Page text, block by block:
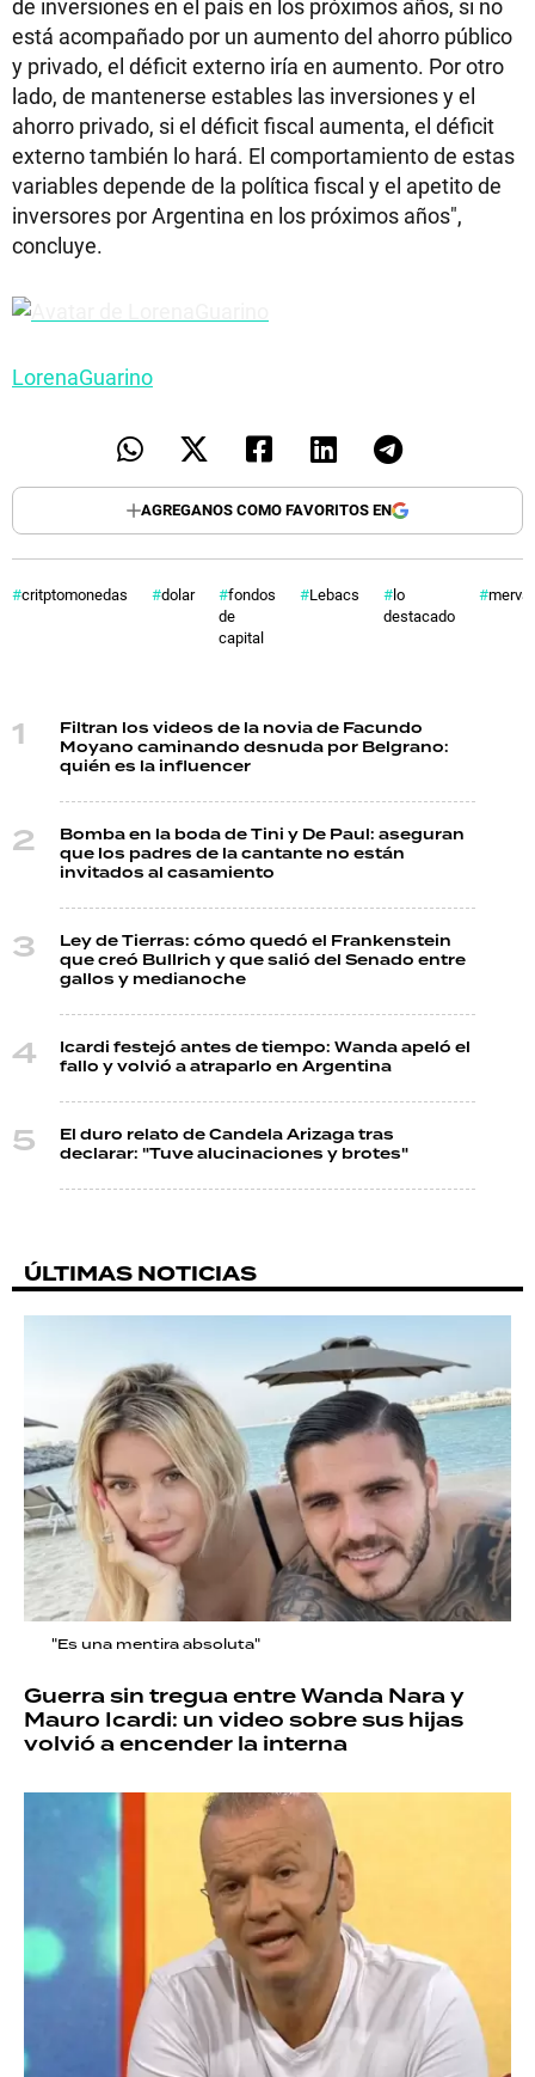
está acompañado por un aumento del ahorro público
y privado, el déficit externo iría en aumento. Por otro
lado, de mantenerse estables las inversiones y el
ahorro privado, si el déficit fiscal aumenta, el déficit
externo también lo hará. El comportamiento de estas
variables depende de la política fiscal y el apetito de
inversores por Argentina en los próximos años",
concluye.
LorenaGuarino
AGREGANOS COMO FAVORITOS EN
critptomonedas dolar
fondos
de
capital
Lebacs
lo
destacado
merval
Filtran los videos de la novia de Facundo
Moyano caminando desnuda por Belgrano:
quién es la influencer
Bomba en la boda de Tini y De Paul: aseguran
que los padres de la cantante no están
invitados al casamiento
Ley de Tierras: cómo quedó el Frankenstein
que creó Bullrich y que salió del Senado entre
gallos y medianoche
Icardi festejó antes de tiempo: Wanda apeló el
fallo y volvió a atraparlo en Argentina
El duro relato de Candela Arizaga tras
declarar: "Tuve alucinaciones y brotes"
ÚLTIMAS NOTICIAS
"Es una mentira absoluta"
Guerra sin tregua entre Wanda Nara y
Mauro Icardi: un video sobre sus hijas
volvió a encender la interna